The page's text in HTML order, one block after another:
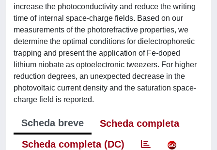
increase the photoconductivity and reduce the writing
time of internal space-charge fields. Based on our
measurements of the photorefractive properties, we
determine the optimal conditions for dielectrophoretic
trapping and present the application of Fe-doped
lithium niobate as optoelectronic tweezers. For higher
reduction degrees, an unexpected decrease in the
photovoltaic current density and the saturation space-
charge field is reported.
Scheda breve
Scheda completa
Scheda completa (DC)